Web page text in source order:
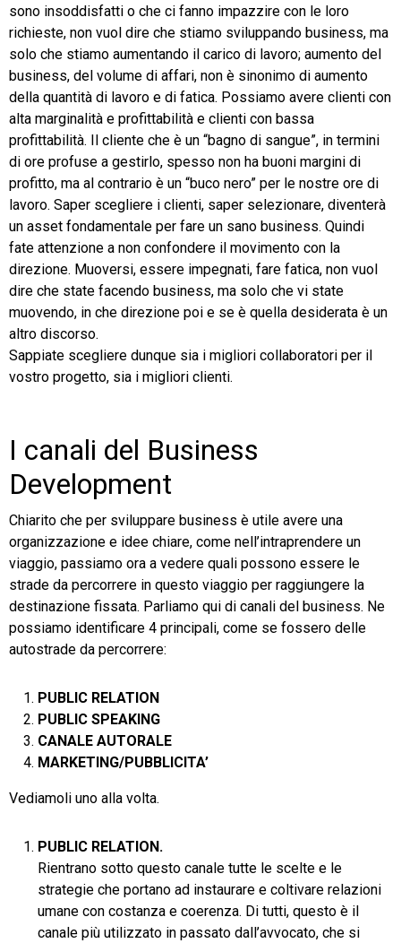
sono insoddisfatti o che ci fanno impazzire con le loro
richieste, non vuol dire che stiamo sviluppando business, ma
solo che stiamo aumentando il carico di lavoro; aumento del
business, del volume di affari, non è sinonimo di aumento
della quantità di lavoro e di fatica. Possiamo avere clienti con
alta marginalità e profittabilità e clienti con bassa
profittabilità. Il cliente che è un “bagno di sangue”, in termini
di ore profuse a gestirlo, spesso non ha buoni margini di
profitto, ma al contrario è un “buco nero” per le nostre ore di
lavoro. Saper scegliere i clienti, saper selezionare, diventerà
un asset fondamentale per fare un sano business. Quindi
fate attenzione a non confondere il movimento con la
direzione. Muoversi, essere impegnati, fare fatica, non vuol
dire che state facendo business, ma solo che vi state
muovendo, in che direzione poi e se è quella desiderata è un
altro discorso.
Sappiate scegliere dunque sia i migliori collaboratori per il
vostro progetto, sia i migliori clienti.
I canali del Business
Development
Chiarito che per sviluppare business è utile avere una
organizzazione e idee chiare, come nell’intraprendere un
viaggio, passiamo ora a vedere quali possono essere le
strade da percorrere in questo viaggio per raggiungere la
destinazione fissata. Parliamo qui di canali del business. Ne
possiamo identificare 4 principali, come se fossero delle
autostrade da percorrere:
PUBLIC RELATION
PUBLIC SPEAKING
CANALE AUTORALE
MARKETING/PUBBLICITA’
Vediamoli uno alla volta.
PUBLIC RELATION.
Rientrano sotto questo canale tutte le scelte e le
strategie che portano ad instaurare e coltivare relazioni
umane con costanza e coerenza. Di tutti, questo è il
canale più utilizzato in passato dall’avvocato, che si